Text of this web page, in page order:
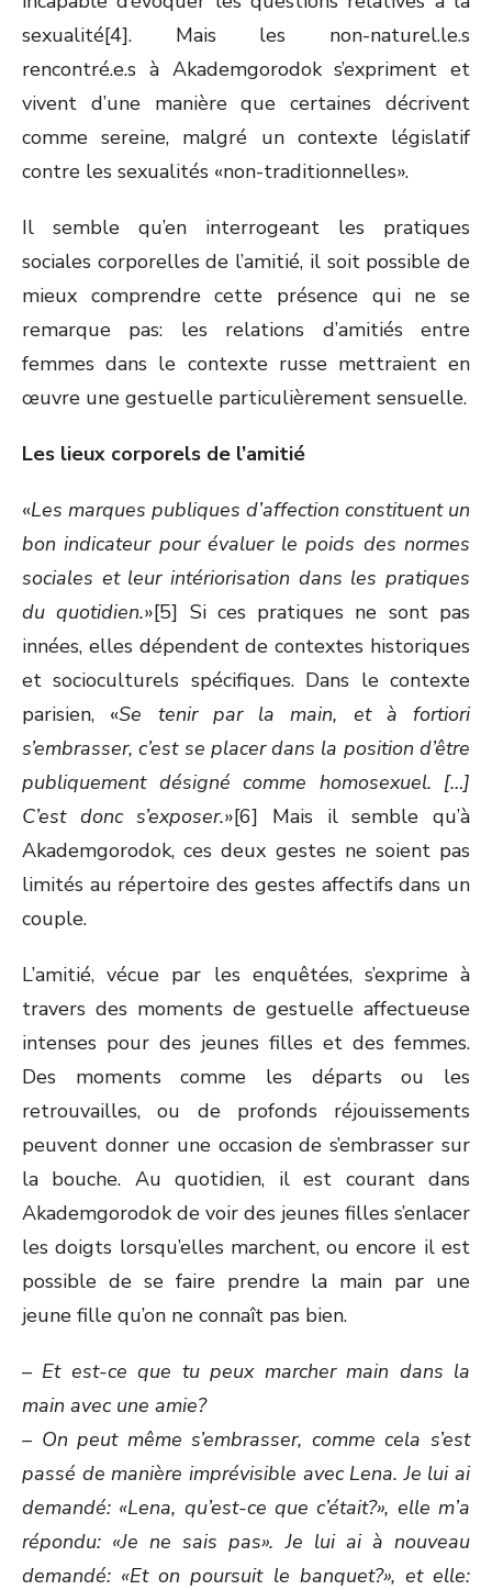
sexualité[4]. Mais les non-naturel.le.s
rencontré.e.s à Akademgorodok s’expriment et
vivent d’une manière que certaines décrivent
comme sereine, malgré un contexte législatif
contre les sexualités «non-traditionnelles».
Il semble qu’en interrogeant les pratiques
sociales corporelles de l’amitié, il soit possible de
mieux comprendre cette présence qui ne se
remarque pas: les relations d’amitiés entre
femmes dans le contexte russe mettraient en
œuvre une gestuelle particulièrement sensuelle.
Les lieux corporels de l’amitié
«Les marques publiques d’affection constituent un
bon indicateur pour évaluer le poids des normes
sociales et leur intériorisation dans les pratiques
du quotidien.»[5] Si ces pratiques ne sont pas
innées, elles dépendent de contextes historiques
et socioculturels spécifiques. Dans le contexte
parisien, «Se tenir par la main, et à fortiori
s’embrasser, c’est se placer dans la position d’être
publiquement désigné comme homosexuel. […]
C’est donc s’exposer.»[6] Mais il semble qu’à
Akademgorodok, ces deux gestes ne soient pas
limités au répertoire des gestes affectifs dans un
couple.
L’amitié, vécue par les enquêtées, s’exprime à
travers des moments de gestuelle affectueuse
intenses pour des jeunes filles et des femmes.
Des moments comme les départs ou les
retrouvailles, ou de profonds réjouissements
peuvent donner une occasion de s’embrasser sur
la bouche. Au quotidien, il est courant dans
Akademgorodok de voir des jeunes filles s’enlacer
les doigts lorsqu’elles marchent, ou encore il est
possible de se faire prendre la main par une
jeune fille qu’on ne connaît pas bien.
– Et est-ce que tu peux marcher main dans la
main avec une amie?
– On peut même s’embrasser, comme cela s’est
passé de manière imprévisible avec Lena. Je lui ai
demandé: «Lena, qu’est-ce que c’était?», elle m’a
répondu: «Je ne sais pas». Je lui ai à nouveau
demandé: «Et on poursuit le banquet?», et elle: